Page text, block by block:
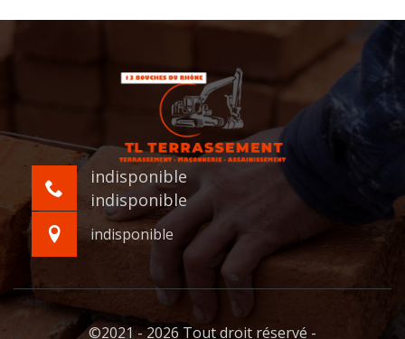
indisponible
indisponible
indisponible
©2021 - 2026 Tout droit réservé -